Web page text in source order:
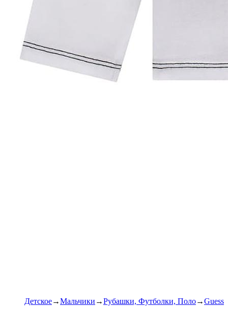
Детское Мальчики Рубашки, Футболки, Поло Guess